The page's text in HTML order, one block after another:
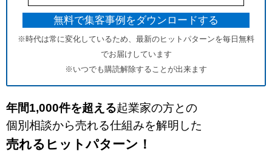
※時代は常に変化しているため、最新のヒットパターンを毎日無料
でお届けしています
※いつでも購読解除することが出来ます
年間1,000件を超える起業家の方との
個別相談から売れる仕組みを解明した
売れるヒットパターン！